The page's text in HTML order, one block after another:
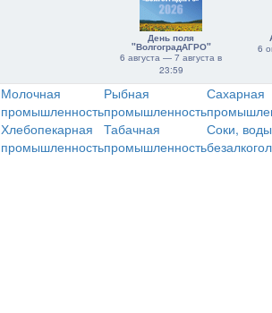
День поля
"ВолгоградАГРО"
6 августа — 7 августа в
23:59
6
Молочная
промышленность
Рыбная
промышленность
Сахарная
Хлебопекарная
промышленность
Табачная
промышленность
Соки,